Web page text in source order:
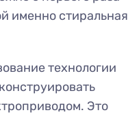
именно стиральная
технологии
Это